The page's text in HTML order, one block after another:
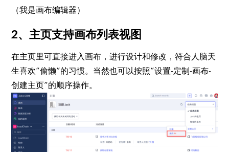
（我是画布编辑器）
2、主页支持画布列表视图
在主页里可直接进入画布，进行设计和修改，符合人脑天
生喜欢“偷懒”的习惯。当然也可以按照“设置-定制-画布-
创建主页”的顺序操作。